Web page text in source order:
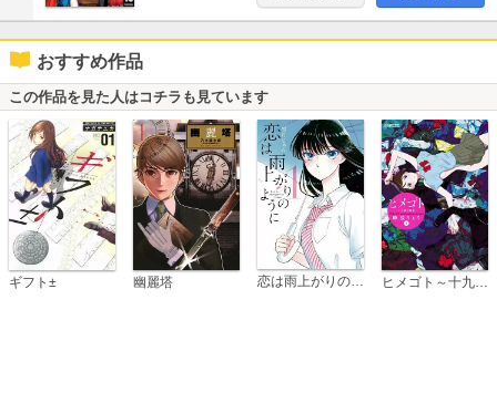
おすすめ作品
この作品を見た人はコチラも見ています
ギフト± 幽麗塔 恋は雨上がりのように